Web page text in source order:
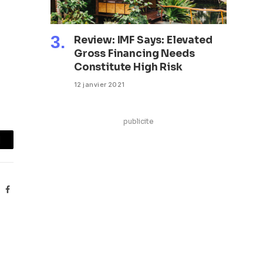
Facebook
Review: IMF Says: Elevated
Gross Financing Needs
Constitute High Risk
12 janvier 2021
publicite